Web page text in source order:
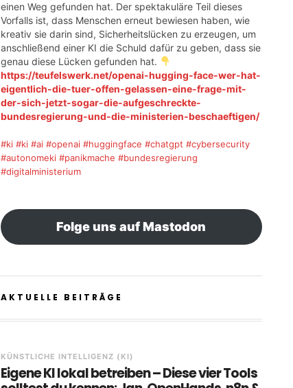
einen Weg gefunden hat. Der spektakuläre Teil dieses
Vorfalls ist, dass Menschen erneut bewiesen haben, wie
kreativ sie darin sind, Sicherheitslücken zu erzeugen, um
anschließend einer KI die Schuld dafür zu geben, dass sie
genau diese Lücken gefunden hat.
https://teufelswerk.net/openai-hugging-face-wer-hat-
eigentlich-die-tuer-offen-gelassen-eine-frage-mit-
der-sich-jetzt-sogar-die-aufgeschreckte-
bundesregierung-und-die-ministerien-beschaeftigen/
#ki #ki #ai #openai #huggingface #chatgpt #cybersecurity
#autonomeki #panikmache #bundesregierung
#digitalministerium
Folge uns auf Mastodon
AKTUELLE BEITRÄGE
KÜNSTLICHE INTELLIGENZ (KI)
Eigene KI lokal betreiben – Diese vier Tools